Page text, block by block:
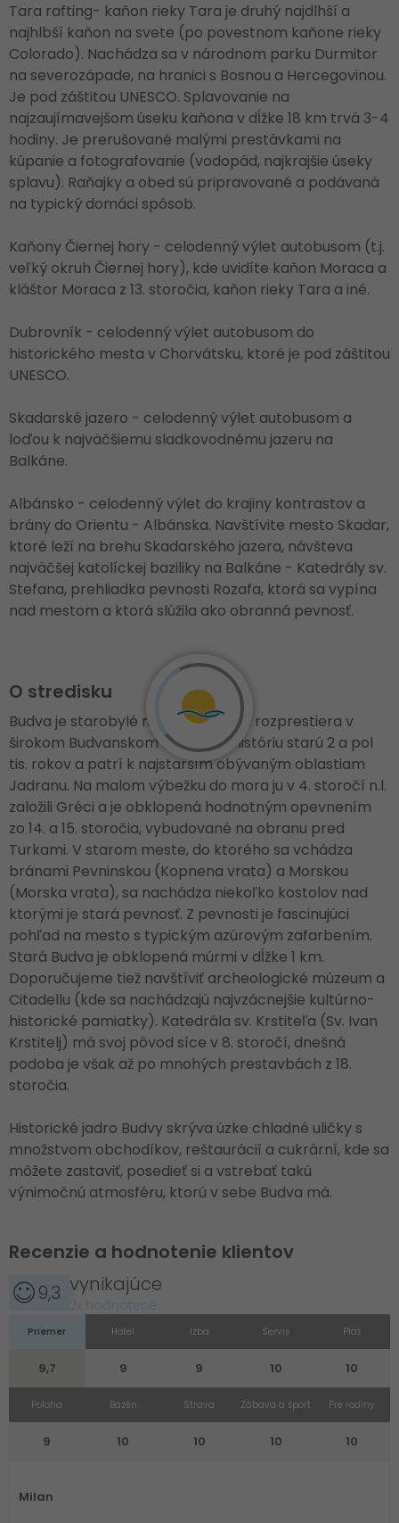
Tara rafting- kaňon rieky Tara je druhý najdlhší a
najhlbší kaňon na svete (po povestnom kaňone rieky
Colorado). Nachádza sa v národnom parku Durmitor
na severozápade, na hranici s Bosnou a Hercegovinou.
Je pod záštitou UNESCO. Splavovanie na
najzaujímavejšom úseku kaňona v dĺžke 18 km trvá 3-4
hodiny. Je prerušované malými prestávkami na
kúpanie a fotografovanie (vodopád, najkrajšie úseky
splavu). Raňajky a obed sú pripravované a podávaná
na typický domáci spôsob.
Kaňony Čiernej hory - celodenný výlet autobusom (t.j.
veľký okruh Čiernej hory), kde uvidíte kaňon Moraca a
kláštor Moraca z 13. storočia, kaňon rieky Tara a iné.
Dubrovník - celodenný výlet autobusom do
historického mesta v Chorvátsku, ktoré je pod záštitou
UNESCO.
Skadarské jazero - celodenný výlet autobusom a
loďou k najväčšiemu sladkovodnému jazeru na
Balkáne.
Albánsko - celodenný výlet do krajiny kontrastov a
brány do Orientu - Albánska. Navštívite mesto Skadar,
ktoré leží na brehu Skadarského jazera, návšteva
najväčšej katolíckej baziliky na Balkáne - Katedrály sv.
Stefana, prehliadka pevnosti Rozafa, ktorá sa vypína
nad mestom a ktorá slúžila ako obranná pevnosť.
O stredisku
Budva je starobylé mesto, ktoré sa rozprestiera v
širokom Budvanskom zálive. Má históriu starú 2 a pol
tis. rokov a patrí k najstarším obývaným oblastiam
Jadranu. Na malom výbežku do mora ju v 4. storočí n.l.
založili Gréci a je obklopená hodnotným opevnením
zo 14. a 15. storočia, vybudované na obranu pred
Turkami. V starom meste, do ktorého sa vchádza
bránami Pevninskou (Kopnena vrata) a Morskou
(Morska vrata), sa nachádza niekoľko kostolov nad
ktorými je stará pevnosť. Z pevnosti je fascinujúci
pohľad na mesto s typickým azúrovým zafarbením.
Stará Budva je obklopená múrmi v dĺžke 1 km.
Doporučujeme tiež navštíviť archeologické múzeum a
Citadellu (kde sa nachádzajú najvzácnejšie kultúrno-
historické pamiatky). Katedrála sv. Krstiteľa (Sv. Ivan
Krstitelj) má svoj pôvod síce v 8. storočí, dnešná
podoba je však až po mnohých prestavbách z 18.
storočia.
Historické jadro Budvy skrýva úzke chladné uličky s
množstvom obchodíkov, reštaurácií a cukrární, kde sa
môžete zastaviť, posedieť si a vstrebať takú
výnimočnú atmosféru, ktorú v sebe Budva má.
Recenzie a hodnotenie klientov
9,3 vynikajúce
2x hodnotené
Priemer
9,7
Hotel
9
Izba
9
Servis
10
Pláž
10
Poloha
9
Bazén
10
Strava
10
Zábava a šport
10
Pre rodiny
10
Milan